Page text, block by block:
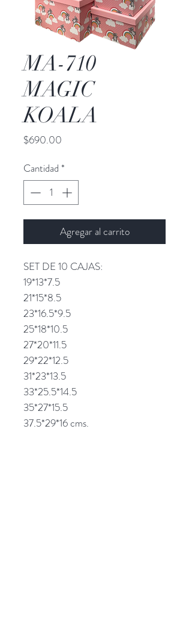
MA-710
MAGIC
KOALA
$690.00
Cantidad *
Agregar al carrito
SET DE 10 CAJAS:
19*13*7.5
21*15*8.5
23*16.5*9.5
25*18*10.5
27*20*11.5
29*22*12.5
31*23*13.5
33*25.5*14.5
35*27*15.5
37.5*29*16 cms.